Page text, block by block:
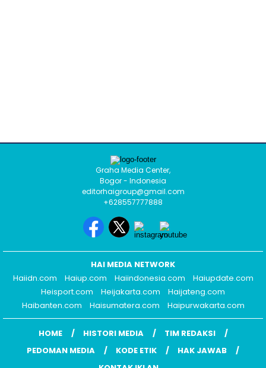
Graha Media Center,
Bogor - Indonesia
editorhaigroup@gmail.com
+628557777888
HAI MEDIA NETWORK
Haiidn.com
Haiup.com Haiindonesia.com
Haiupdate.com
Heisport.com
Heijakarta.com
Haijateng.com
Haibanten.com
Haisumatera.com Haipurwakarta.com
HOME HISTORI MEDIA
TIM REDAKSI
PEDOMAN MEDIA
KODE ETIK
HAK JAWAB